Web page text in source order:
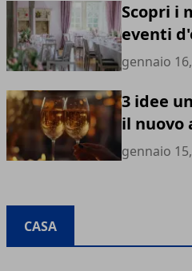
Scopri i
eventi
gennaio
3 idee
il nuovo
gennaio
CASA